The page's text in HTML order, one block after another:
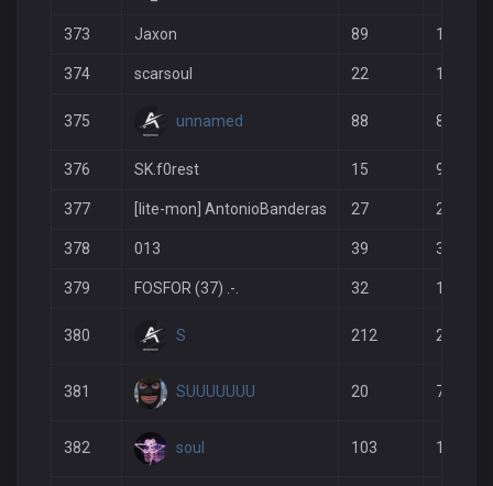
373 Jaxon 89 102
374 scarsoul 22 10
375 unnamed 88 82
376 SK.f0rest 15 9
377 [lite-mon] AntonioBanderas 27 20
378 013 39 31
379 FOSFOR (37) .-. 32 19
380 S 212 263
381 SUUUUUUU 20 7
382 soul 103 118